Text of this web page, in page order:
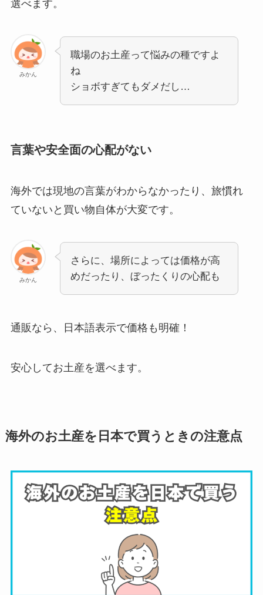
選べます。
みかん
職場のお土産って悩みの種ですよ
ね
ショボすぎてもダメだし…
言葉や安全面の心配がない
海外では現地の言葉がわからなかったり、旅慣れ
ていないと買い物自体が大変です。
みかん
さらに、場所によっては価格が高
めだったり、ぼったくりの心配も
通販なら、日本語表示で価格も明確！
安心してお土産を選べます。
海外のお土産を日本で買うときの注意点